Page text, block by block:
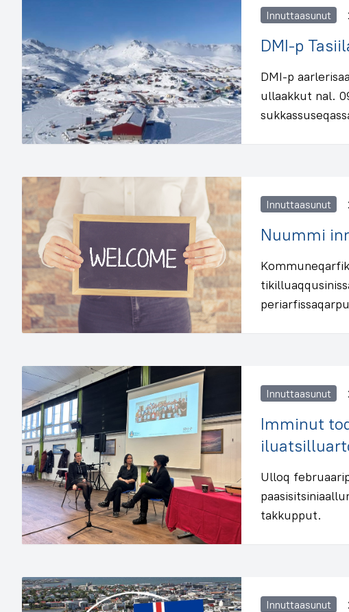
Innuttaasunut
DMI-p
DMI-p
ullaakkut nal.
Innuttaasunut
Nuummi
Innuttaasunut
Imminut
Ulloq
takkupput.
Innuttaasunut